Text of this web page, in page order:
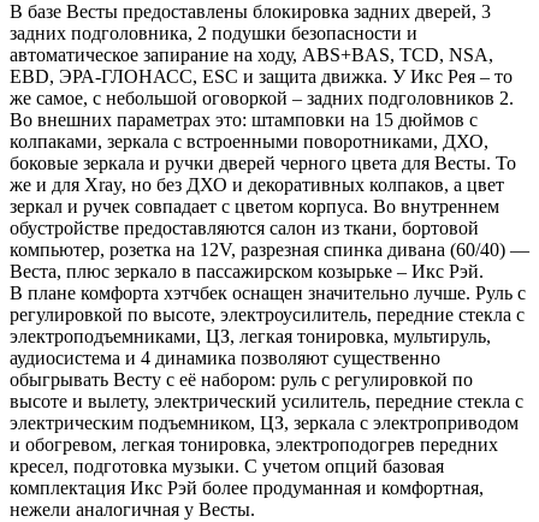
В базе Весты предоставлены блокировка задних дверей, 3
задних подголовника, 2 подушки безопасности и
автоматическое запирание на ходу, ABS+BAS, TCD, NSA,
EBD, ЭРА-ГЛОНАСС, ESC и защита движка. У Икс Рея – то
же самое, с небольшой оговоркой – задних подголовников 2.
Во внешних параметрах это: штамповки на 15 дюймов с
колпаками, зеркала с встроенными поворотниками, ДХО,
боковые зеркала и ручки дверей черного цвета для Весты. То
же и для Xray, но без ДХО и декоративных колпаков, а цвет
зеркал и ручек совпадает с цветом корпуса. Во внутреннем
обустройстве предоставляются салон из ткани, бортовой
компьютер, розетка на 12V, разрезная спинка дивана (60/40) —
Веста, плюс зеркало в пассажирском козырьке – Икс Рэй.
В плане комфорта хэтчбек оснащен значительно лучше. Руль с
регулировкой по высоте, электроусилитель, передние стекла с
электроподъемниками, ЦЗ, легкая тонировка, мультируль,
аудиосистема и 4 динамика позволяют существенно
обыгрывать Весту с её набором: руль с регулировкой по
высоте и вылету, электрический усилитель, передние стекла с
электрическим подъемником, ЦЗ, зеркала с электроприводом
и обогревом, легкая тонировка, электроподогрев передних
кресел, подготовка музыки. С учетом опций базовая
комплектация Икс Рэй более продуманная и комфортная,
нежели аналогичная у Весты.